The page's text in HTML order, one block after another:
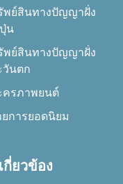
พย์สินทางปัญญาฝั่ง
น
พย์สินทางปัญญาฝั่ง
วันตก
ครภาพยนต์
ยการยอดนิยม
กี่ยวข้อง